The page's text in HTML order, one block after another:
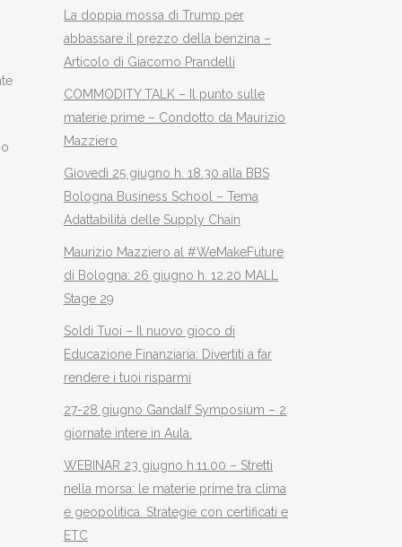
La doppia mossa di Trump per
abbassare il prezzo della benzina –
Articolo di Giacomo Prandelli
COMMODITY TALK – Il punto sulle
materie prime – Condotto da Maurizio
Mazziero
Giovedì 25 giugno h. 18.30 alla BBS
Bologna Business School – Tema
Adattabilità delle Supply Chain
Maurizio Mazziero al #WeMakeFuture
di Bologna: 26 giugno h. 12.20 MALL
Stage 29
Soldi Tuoi – Il nuovo gioco di
Educazione Finanziaria: Divertiti a far
rendere i tuoi risparmi
27-28 giugno Gandalf Symposium – 2
giornate intere in Aula.
WEBINAR 23 giugno h.11.00 – Stretti
nella morsa: le materie prime tra clima
e geopolitica. Strategie con certificati e
ETC